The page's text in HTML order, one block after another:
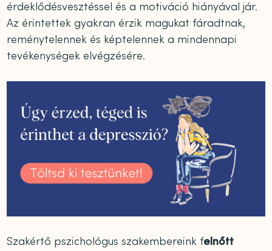
érdeklődésvesztéssel és a motiváció hiányával jár.
Az érintettek gyakran érzik magukat fáradtnak,
reménytelennek és képtelennek a mindennapi
tevékenységek elvégzésére.
Szakértő pszichológus szakembereink felnőtt